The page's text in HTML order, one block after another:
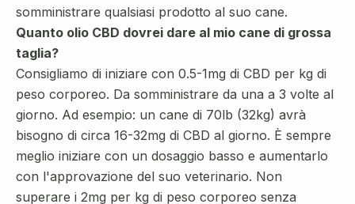
somministrare qualsiasi prodotto al suo cane.
Quanto olio CBD dovrei dare al mio cane di grossa
taglia?
Consigliamo di iniziare con 0.5-1mg di CBD per kg di
peso corporeo. Da somministrare da una a 3 volte al
giorno. Ad esempio: un cane di 70lb (32kg) avrà
bisogno di circa 16-32mg di CBD al giorno. È sempre
meglio iniziare con un dosaggio basso e aumentarlo
con l'approvazione del suo veterinario. Non
superare i 2mg per kg di peso corporeo senza